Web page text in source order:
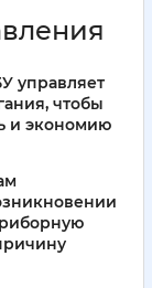
управляет
чтобы
и экономию